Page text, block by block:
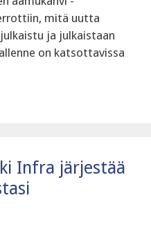
mitä uutta
ja julkaistaan
on katsottavissa
Infra järjestää